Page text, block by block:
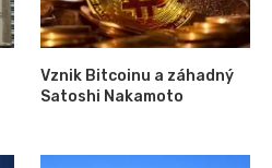
Vznik Bitcoinu a záhadný
Satoshi Nakamoto